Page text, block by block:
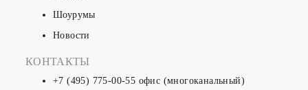
Шоурумы
Новости
КОНТАКТЫ
+7 (495) 775-00-55 офис (многоканальный)